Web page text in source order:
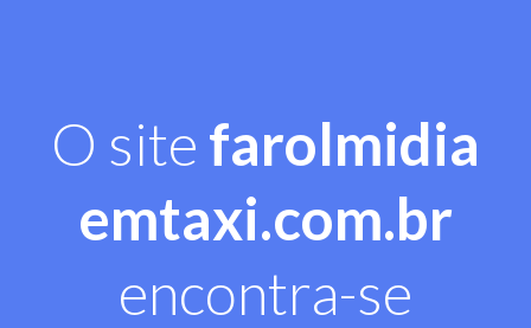
O site farolmidia
emtaxi.com.br
encontra-se